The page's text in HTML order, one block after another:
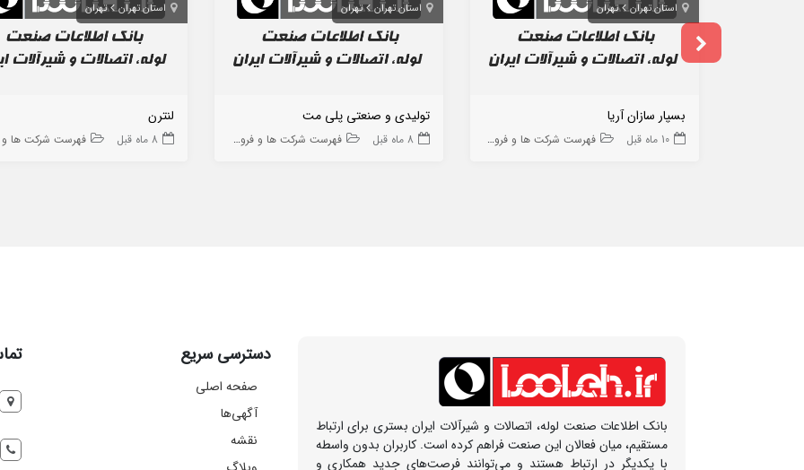
استان تهران تهران
بسپار سازان آریا
10 ماه قبل فهرست شرکت ها و فروشگاه ها
استان تهران تهران
تولیدی و صنعتی پلی مت
8 ماه قبل فهرست شرکت ها و فروشگاه ها
استان تهران تهران
لنترن
8 ماه قبل فهرست شرکت ها و
بانک اطلاعات صنعت لوله، اتصالات و شیرآلات ایران بستری برای ارتباط
مستقیم، میان فعالان این صنعت فراهم کرده است. کاربران بدون واسطه
با یکدیگر در ارتباط هستند و می‌توانند فرصت‌های جدید همکاری و
دسترسی سریع
صفحه اصلی
آگهی‌ها
نقشه